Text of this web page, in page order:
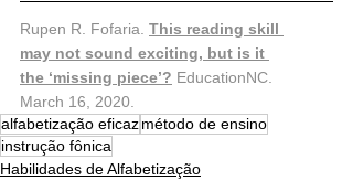
Rupen R. Fofaria. This reading skill
may not sound exciting, but is it
the ‘missing piece’? EducationNC.
March 16, 2020.
alfabetização eficazmétodo de ensino
instrução fônica
Habilidades de Alfabetização